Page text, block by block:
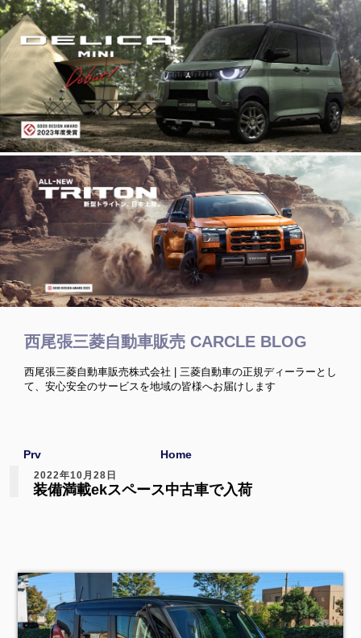
西尾張三菱自動車販売 CARCLE BLOG
西尾張三菱自動車販売株式会社 | 三菱自動車の正規ディーラーとし
て、安心安全のサービスを地域の皆様へお届けします
Prv Home
2022年10月28日
装備満載ekスペース中古車で入荷